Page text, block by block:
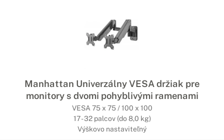
Manhattan Univerzálny VESA držiak pre
monitory s dvomi pohyblivými ramenami
VESA 75 x 75 / 100 x 100
17 - 32 palcov (do 8,0 kg)
Výškovo nastaviteľný